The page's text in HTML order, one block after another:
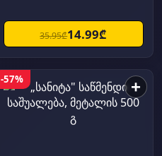
35.95₾14.99₾
-57% +